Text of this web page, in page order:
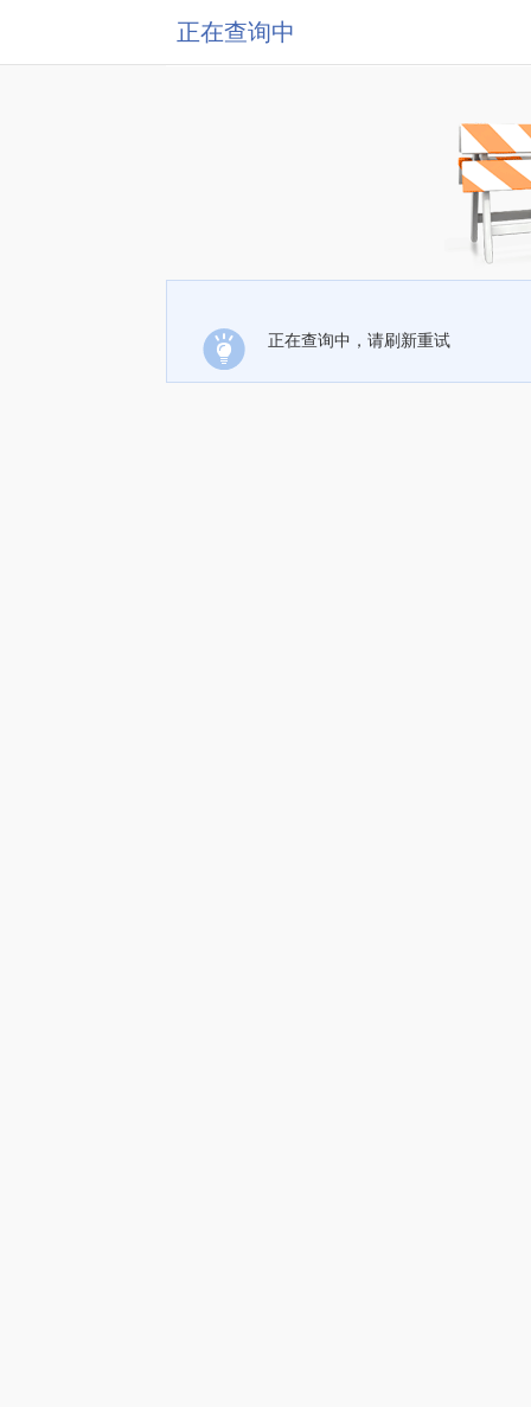
正在查询中
正在查询中，请刷新重试